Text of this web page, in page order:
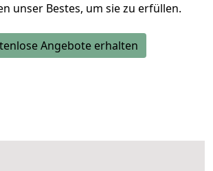
unser Bestes, um sie zu erfüllen.
Angebote erhalten